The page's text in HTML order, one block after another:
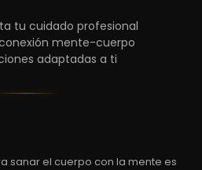
tu cuidado profesional
mente-cuerpo
adaptadas a ti
sanar el cuerpo con la mente es